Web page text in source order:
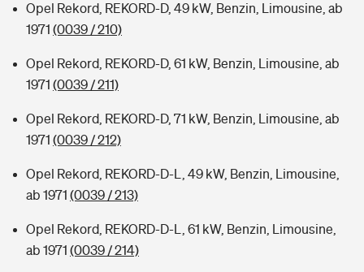
Tools
Kinderunfall-Check: Mehr Sicherheit für deine Kids
Typklassen: So ist Ihr Auto eingestuft
Opel Rekord, REKORD-D, 49 kW, Benzin, Limousine, ab
1971 (0039 / 210)
Opel Rekord, REKORD-D, 61 kW, Benzin, Limousine, ab
1971 (0039 / 211)
Opel Rekord, REKORD-D, 71 kW, Benzin, Limousine, ab
1971 (0039 / 212)
Opel Rekord, REKORD-D-L, 49 kW, Benzin, Limousine,
ab 1971 (0039 / 213)
Opel Rekord, REKORD-D-L, 61 kW, Benzin, Limousine,
ab 1971 (0039 / 214)